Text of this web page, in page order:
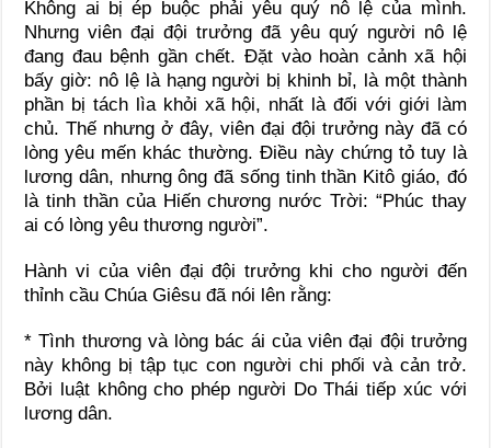
Không ai bị ép buộc phải yêu quý nô lệ của mình.
Nhưng viên đại đội trưởng đã yêu quý người nô lệ
đang đau bệnh gần chết. Đặt vào hoàn cảnh xã hội
bấy giờ: nô lệ là hạng người bị khinh bỉ, là một thành
phần bị tách lìa khỏi xã hội, nhất là đối với giới làm
chủ. Thế nhưng ở đây, viên đại đội trưởng này đã có
lòng yêu mến khác thường. Điều này chứng tỏ tuy là
lương dân, nhưng ông đã sống tinh thần Kitô giáo, đó
là tinh thần của Hiến chương nước Trời: “Phúc thay
ai có lòng yêu thương người”.
Hành vi của viên đại đội trưởng khi cho người đến
thỉnh cầu Chúa Giêsu đã nói lên rằng:
* Tình thương và lòng bác ái của viên đại đội trưởng
này không bị tập tục con người chi phối và cản trở.
Bởi luật không cho phép người Do Thái tiếp xúc với
lương dân.